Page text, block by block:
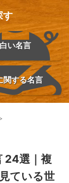
す
い名言
関する名言
24選｜複
ている世